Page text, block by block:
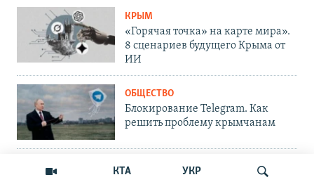
КТА УКР
КРЫМ
«Горячая точка» на карте мира».
8 сценариев будущего Крыма от
ИИ
ОБЩЕСТВО
Блокирование Telegram. Как
решить проблему крымчанам
ОБЩЕСТВО